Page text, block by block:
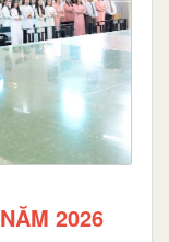
2026